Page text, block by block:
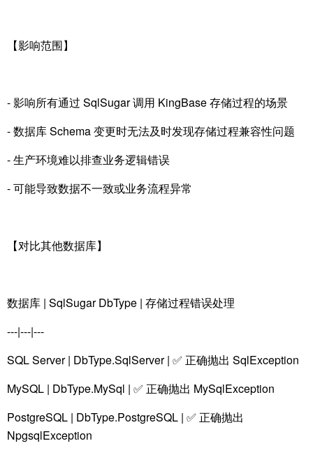
【影响范围】
- 影响所有通过 SqlSugar 调用 KingBase 存储过程的场景
- 数据库 Schema 变更时无法及时发现存储过程兼容性问题
- 生产环境难以排查业务逻辑错误
- 可能导致数据不一致或业务流程异常
【对比其他数据库】
数据库 | SqlSugar DbType | 存储过程错误处理
---|---|---
SQL Server | DbType.SqlServer | ✅ 正确抛出 SqlException
MySQL | DbType.MySql | ✅ 正确抛出 MySqlException
PostgreSQL | DbType.PostgreSQL | ✅ 正确抛出
NpgsqlException